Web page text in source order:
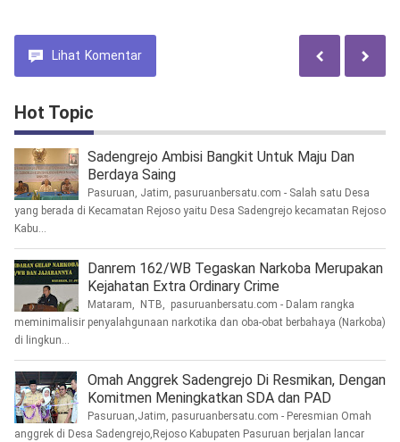
Lihat Komentar
Hot Topic
Sadengrejo Ambisi Bangkit Untuk Maju Dan
Berdaya Saing
Pasuruan, Jatim, pasuruanbersatu.com - Salah satu Desa
yang berada di Kecamatan Rejoso yaitu Desa Sadengrejo kecamatan Rejoso
Kabu...
Danrem 162/WB Tegaskan Narkoba Merupakan
Kejahatan Extra Ordinary Crime
Mataram, NTB, pasuruanbersatu.com - Dalam rangka
meminimalisir penyalahgunaan narkotika dan oba-obat berbahaya (Narkoba)
di lingkun...
Omah Anggrek Sadengrejo Di Resmikan, Dengan
Komitmen Meningkatkan SDA dan PAD
Pasuruan,Jatim, pasuruanbersatu.com - Peresmian Omah
anggrek di Desa Sadengrejo,Rejoso Kabupaten Pasuruan berjalan lancar